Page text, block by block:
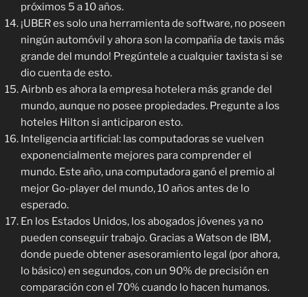
próximos 5 a 10 años.
¡UBER es solo una herramienta de software, no poseen
ningún automóvil y ahora son la compañía de taxis más
grande del mundo! Pregúntele a cualquier taxista si se
dio cuenta de esto.
Airbnb es ahora la empresa hotelera más grande del
mundo, aunque no posee propiedades. Pregunte a los
hoteles Hilton si anticiparon esto.
Inteligencia artificial: las computadoras se vuelven
exponencialmente mejores para comprender el
mundo. Este año, una computadora ganó el premio al
mejor Go-player del mundo, 10 años antes de lo
esperado.
En los Estados Unidos, los abogados jóvenes ya no
pueden conseguir trabajo. Gracias a Watson de IBM,
donde puede obtener asesoramiento legal (por ahora,
lo básico) en segundos, con un 90% de precisión en
comparación con el 70% cuando lo hacen humanos.